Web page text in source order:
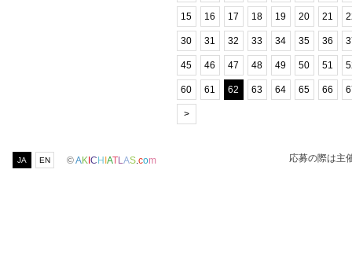
15 16 17 18 19 20 21
30 31 32 33 34 35 36
45 46 47 48 49 50 51
60 61 62 63 64 65 66
>
JA EN ©AK C H ATLAS.com 応募の際は主